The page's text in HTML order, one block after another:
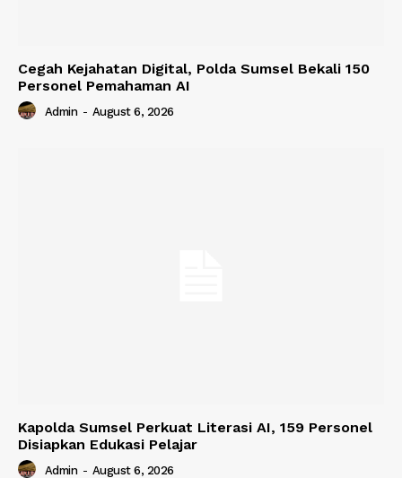
Cegah Kejahatan Digital, Polda Sumsel Bekali 150
Personel Pemahaman AI
Admin - August 6, 2026
Kapolda Sumsel Perkuat Literasi AI, 159 Personel
Disiapkan Edukasi Pelajar
Admin - August 6, 2026